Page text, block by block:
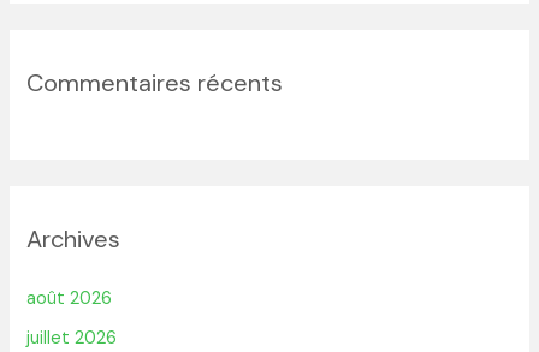
Commentaires récents
Archives
août 2026
juillet 2026